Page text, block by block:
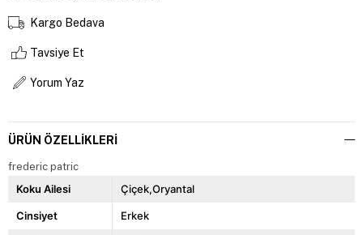
Kargo Bedava
Tavsiye Et
Yorum Yaz
ÜRÜN ÖZELLIKLERI
frederic patric
Koku Ailesi Çiçek,Oryantal
Cinsiyet Erkek